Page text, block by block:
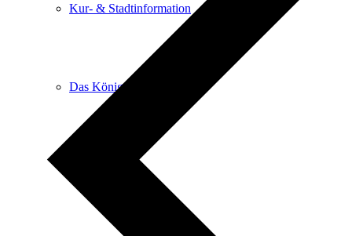
Kur- & Stadtinformation
Das Königsteiner Lädchen